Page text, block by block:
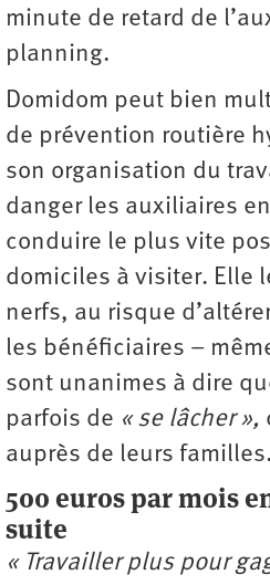
minute de retard de
planning.
Domidom peut bien
de prévention routière
son organisation du
danger les auxiliaires
conduire le plus vite
domiciles à visiter. Elle
nerfs, au risque
les bénéficiaires –
sont unanimes à dire
parfois de « se lâcher »,
auprès de leurs familles.
500 euros par mois
suite
« Travailler plus pour